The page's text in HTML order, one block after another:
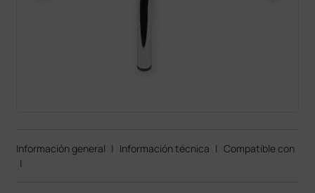
Información general | Información técnica | Compatible con
|